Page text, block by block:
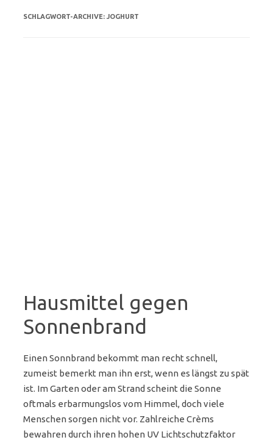
SCHLAGWORT-ARCHIVE: JOGHURT
Hausmittel gegen
Sonnenbrand
Einen Sonnbrand bekommt man recht schnell,
zumeist bemerkt man ihn erst, wenn es längst zu spät
ist. Im Garten oder am Strand scheint die Sonne
oftmals erbarmungslos vom Himmel, doch viele
Menschen sorgen nicht vor. Zahlreiche Crèms
bewahren durch ihren hohen UV Lichtschutzfaktor